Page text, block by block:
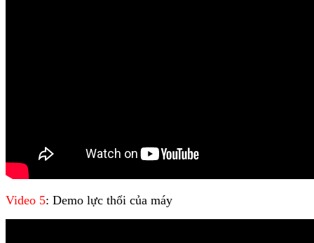
Video 5: Demo lực thổi của máy